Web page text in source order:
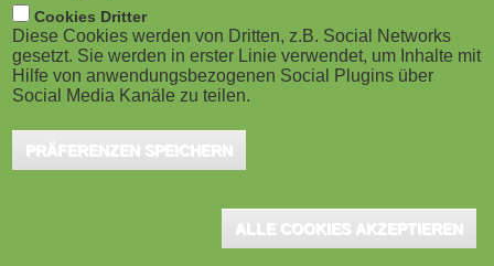
e
)
"KI meets L&D" - KI im Corporate
Learning
München, Dezember 2023 - Das Hype-Thema KI
Learning...
Cookies Dritter
Diese Cookies werden von Dritten, z.B. Social Networks
gesetzt. Sie werden in erster Linie verwendet, um Inhalte mit
Hilfe von anwendungsbezogenen Social Plugins über
Social Media Kanäle zu teilen.
PRÄFERENZEN SPEICHERN
ALLE COOKIES AKZEPTIEREN